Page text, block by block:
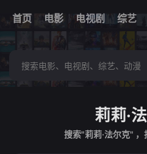
首页 电影 电视剧 综艺
全部
莉莉·
搜索"莉莉·法尔克" ，